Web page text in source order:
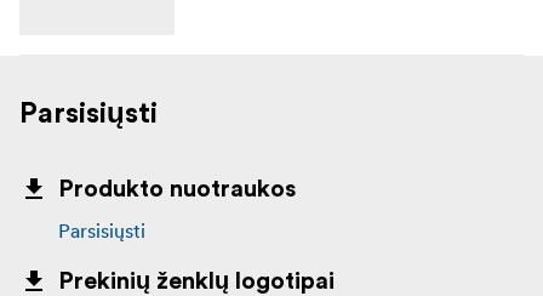
Parsisiųsti
Produkto nuotraukos
Parsisiųsti
Prekinių ženklų logotipai